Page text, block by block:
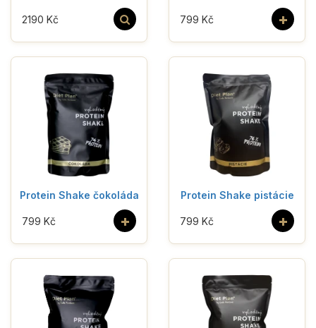
2190 Kč +
799 Kč
Protein Shake čokoláda
+
799 Kč
Protein Shake pistácie
+
799 Kč